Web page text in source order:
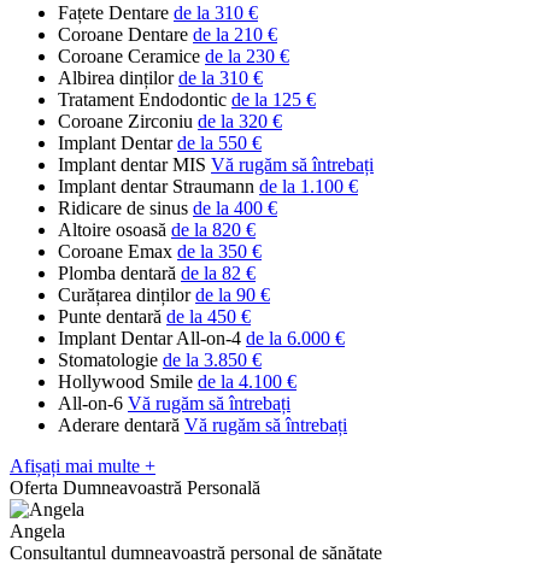
Fațete Dentare de la 310 €
Coroane Dentare de la 210 €
Coroane Ceramice de la 230 €
Albirea dinților de la 310 €
Tratament Endodontic de la 125 €
Coroane Zirconiu de la 320 €
Implant Dentar de la 550 €
Implant dentar MIS Vă rugăm să întrebați
Implant dentar Straumann de la 1.100 €
Ridicare de sinus de la 400 €
Altoire osoasă de la 820 €
Coroane Emax de la 350 €
Plomba dentară de la 82 €
Curățarea dinților de la 90 €
Punte dentară de la 450 €
Implant Dentar All-on-4 de la 6.000 €
Stomatologie de la 3.850 €
Hollywood Smile de la 4.100 €
All-on-6 Vă rugăm să întrebați
Aderare dentară Vă rugăm să întrebați
Afișați mai multe +
Oferta Dumneavoastră Personală
Angela
Consultantul dumneavoastră personal de sănătate